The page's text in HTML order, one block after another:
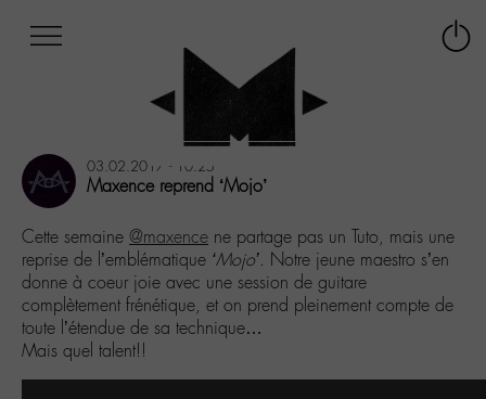
au
menu
Aller
contenu
Aller
à
la
recherche
03.02.2017 - 10:25
Maxence reprend ‘Mojo’
Cette semaine @maxence ne partage pas un Tuto, mais une
reprise de l’emblématique ‘Mojo’. Notre jeune maestro s’en
donne à coeur joie avec une session de guitare
complètement frénétique, et on prend pleinement compte de
toute l’étendue de sa technique…
Mais quel talent!!